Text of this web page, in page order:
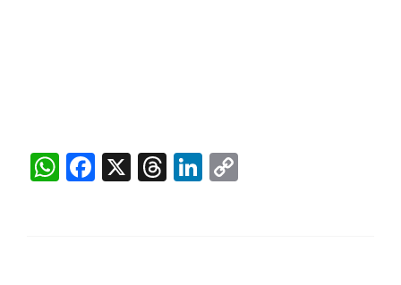
WhatsApp
Facebook
X Threads
LinkedIn